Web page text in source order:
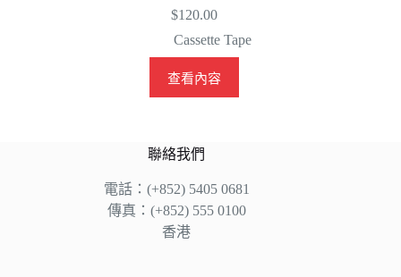
$120.00
Cassette Tape
查看內容
聯絡我們
電話：(+852) 5405 0681
傳真：(+852) 555 0100
香港